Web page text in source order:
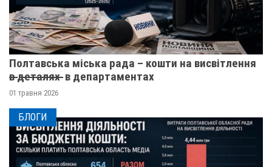
Полтавська міська рада – кошти на висвітлення
в̶ ̶д̶е̶т̶а̶л̶я̶х̶ ̶ в департаментах
01 травня 2026
БЛОГИ